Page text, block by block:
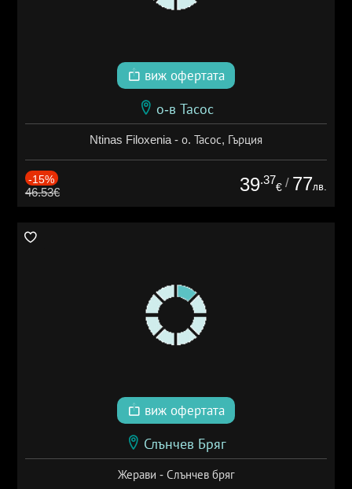
виж офертата
о-в Тасос
Ntinas Filoxenia - о. Тасос, Гърция
-15%
46.53€ 39.37
€ / 77лв.
виж офертата
Слънчев Бряг
Жерави - Слънчев бряг